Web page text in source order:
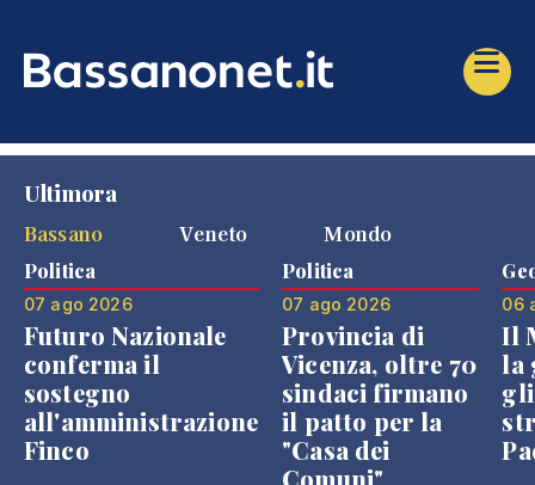
Ultimora
Bassano
Veneto Mondo
Politica
07 ago 2026
Futuro Nazionale
conferma il
sostegno
all'amministrazione
Finco
Politica
07 ago 2026
Provincia di
Vicenza, oltre 70
sindaci firmano
il patto per la
"Casa dei
Comuni"
06
Il
la